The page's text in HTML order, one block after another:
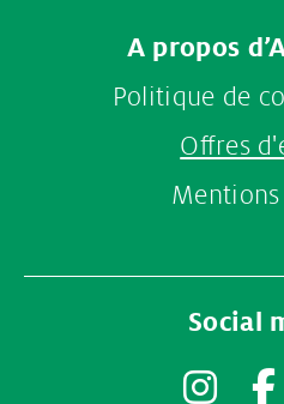
A propos
Politique de
Offres
Mentions
Social